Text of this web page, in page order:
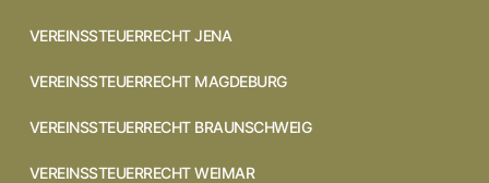
VEREINSSTEUERRECHT JENA
VEREINSSTEUERRECHT MAGDEBURG
VEREINSSTEUERRECHT BRAUNSCHWEIG
VEREINSSTEUERRECHT WEIMAR